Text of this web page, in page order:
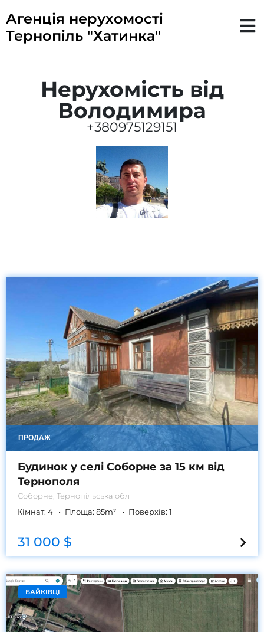
Агенція нерухомості
Тернопіль "Хатинка"
Нерухомість від
Володимира
+380975129151
ПРОДАЖ
Будинок у селі Соборне за 15 км від
Тернополя
Соборне, Тернопільська обл
Кімнат: 4 Площа: 85m² Поверхів: 1
31 000 $
БАЙКІВЦІ